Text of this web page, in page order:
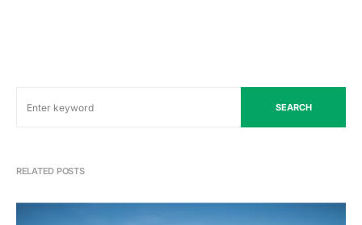
SEARCH
RELATED POSTS